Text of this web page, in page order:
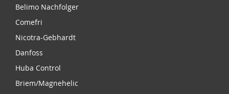
Belimo Nachfolger
Comefri
Nicotra-Gebhardt
Danfoss
Huba Control
Briem/Magnehelic